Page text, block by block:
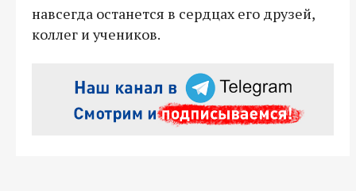
навсегда останется в сердцах его друзей,
коллег и учеников.